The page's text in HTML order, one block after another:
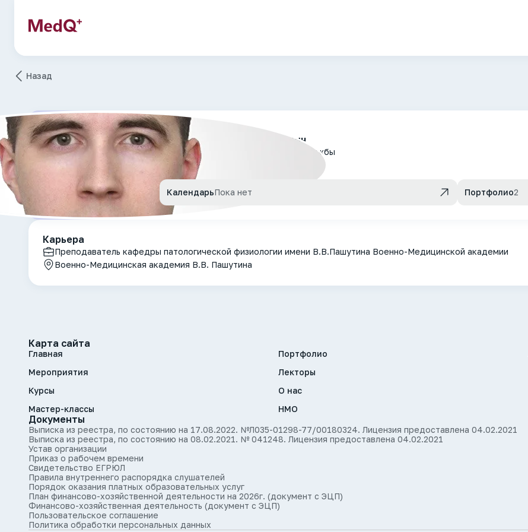
Назад
Пептидология
Макеев Никита Вячеславович
Старший лейтенант медицинской службы
КалендарьПока нет Портфолио2
Карьера
Преподаватель кафедры патологической физиологии имени В.В.Пашутина Военно-Медицинской академии
Военно-Медицинская академия В.В. Пашутина
Карта сайта
Главная
Мероприятия
Курсы
Мастер-классы
Портфолио
Лекторы
О нас
НМО
Документы
Выписка из реестра, по состоянию на 17.08.2022. №Л035-01298-77/00180324. Лицензия предоставлена 04.02.2021
Выписка из реестра, по состоянию на 08.02.2021. № 041248. Лицензия предоставлена 04.02.2021
Устав организации
Приказ о рабочем времени
Свидетельство ЕГРЮЛ
Правила внутреннего распорядка слушателей
Порядок оказания платных образовательных услуг
План финансово-хозяйственной деятельности на 2026г. (документ с ЭЦП)
Финансово-хозяйственная деятельность (документ с ЭЦП)
Пользовательское соглашение
Политика обработки персональных данных